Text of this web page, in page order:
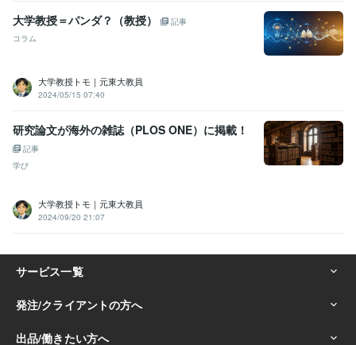
大学教授＝パンダ？（教授）
記事
コラム
大学教授トモ｜元東大教員
2024/05/15 07:40
研究論文が海外の雑誌（PLOS ONE）に掲載！
記事
学び
大学教授トモ｜元東大教員
2024/09/20 21:07